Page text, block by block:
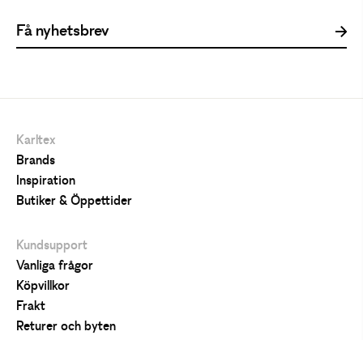
Karltex
Brands
Inspiration
Butiker & Öppettider
Kundsupport
Vanliga frågor
Köpvillkor
Frakt
Returer och byten